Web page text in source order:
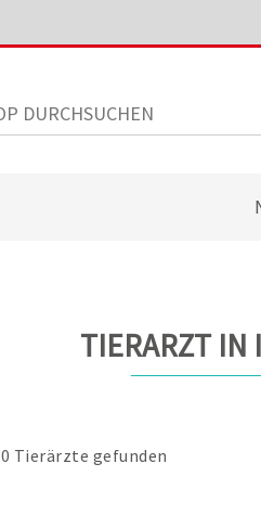
TIERARZT IN
0 Tierärzte gefunden